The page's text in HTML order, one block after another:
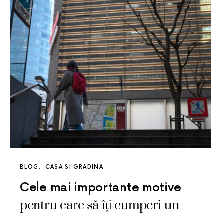
BLOG CASA SI GRADINA
Cele mai importante motive
pentru care să îți cumperi un